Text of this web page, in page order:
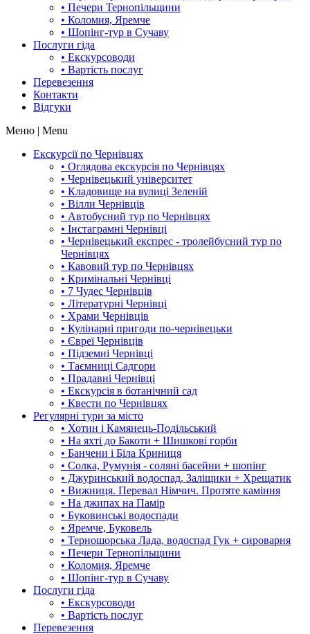
• Печери Тернопільщини
• Коломия, Яремче
• Шопінг-тур в Сучаву
Послуги гіда
• Екскурсоводи
• Вартість послуг
Перевезення
Контакти
Відгуки
Меню | Menu
Екскурсії по Чернівцях
• Оглядова екскурсія по Чернівцях
• Чернівецький університет
• Кладовище на вулиці Зеленій
• Вілли Чернівців
• Автобусний тур по Чернівцях
• Інстаграмні Чернівці
• Чернівецький експрес - тролейбусний тур по
Чернівцях
• Кавовий тур по Чернівцях
• Кримінальні Чернівці
• 7 Чудес Чернівців
• Літературні Чернівці
• Храми Чернівців
• Кулінарні пригоди по-чернівецьки
• Євреї Чернівців
• Підземні Чернівці
• Таємниці Садгори
• Прадавні Чернівці
• Екскурсія в ботанічний сад
• Квести по Чернівцях
Регулярні тури за місто
• Хотин і Камянець-Подільський
• На яхті до Бакоти + Шишкові горби
• Банчени і Біла Криниця
• Солка, Румунія - соляні басейни + шопінг
• Джуринський водоспад, Заліщики + Хрещатик
• Вижниця. Перевал Німчич. Протяте каміння
• На джипах на Памір
• Буковинські водоспади
• Яремче, Буковель
• Терношорська Лада, водоспад Гук + сироварня
• Печери Тернопільщини
• Коломия, Яремче
• Шопінг-тур в Сучаву
Послуги гіда
• Екскурсоводи
• Вартість послуг
Перевезення